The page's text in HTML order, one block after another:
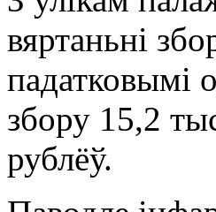
вяртаньні
падатковымі
збору 15,2
рублёў.